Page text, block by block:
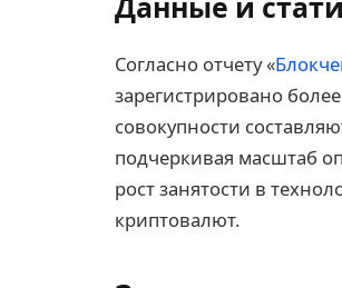
Согласно отчету «
зарегистрировано
совокупности
подчеркивая масштаб
рост занятости в
криптовалют.